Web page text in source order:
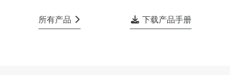
所有产品 下载产品手册